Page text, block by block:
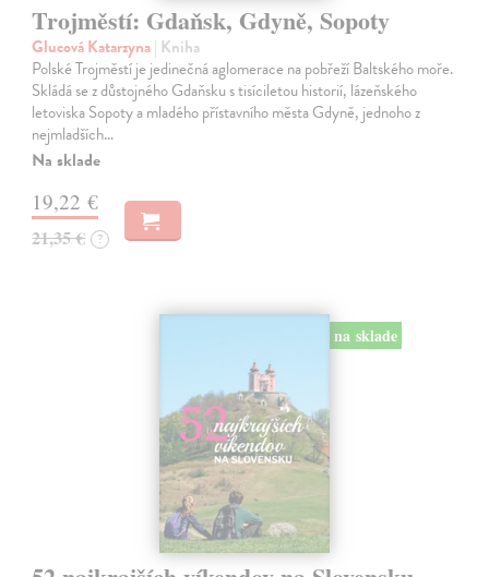
Trojměstí: Gdaňsk, Gdyně, Sopoty
Glucová Katarzyna| Kniha
Polské Trojměstí je jedinečná aglomerace na pobřeží Baltského moře.
Skládá se z důstojného Gdaňsku s tisíciletou historií, lázeňského
letoviska Sopoty a mladého přístavního města Gdyně, jednoho z
nejmladších…
Na sklade
19,22 €
21,35 € ?
na sklade